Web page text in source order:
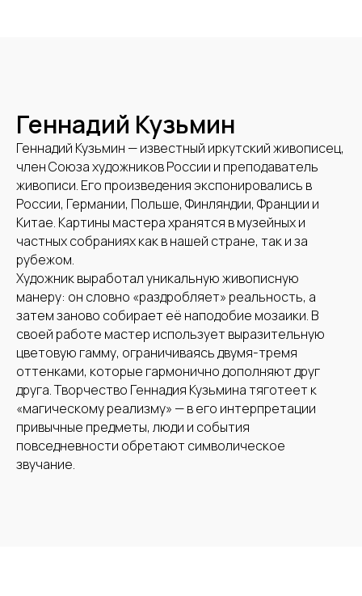
Геннадий Кузьмин
Геннадий Кузьмин — известный иркутский живописец,
член Союза художников России и преподаватель
живописи. Его произведения экспонировались в
России, Германии, Польше, Финляндии, Франции и
Китае. Картины мастера хранятся в музейных и
частных собраниях как в нашей стране, так и за
рубежом.
Художник выработал уникальную живописную
манеру: он словно «раздробляет» реальность, а
затем заново собирает её наподобие мозаики. В
своей работе мастер использует выразительную
цветовую гамму, ограничиваясь двумя-тремя
оттенками, которые гармонично дополняют друг
друга. Творчество Геннадия Кузьмина тяготеет к
«магическому реализму» — в его интерпретации
привычные предметы, люди и события
повседневности обретают символическое
звучание.